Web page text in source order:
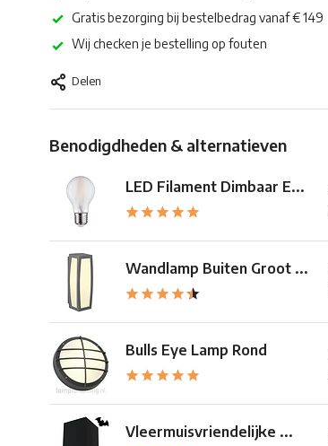
Gratis bezorging bij bestelbedrag vanaf € 149
Wij checken je bestelling op fouten
Delen
Benodigdheden & alternatieven
LED Filament Dimbaar E...
Wandlamp Buiten Groot ...
Bulls Eye Lamp Rond
Vleermuisvriendelijke ...